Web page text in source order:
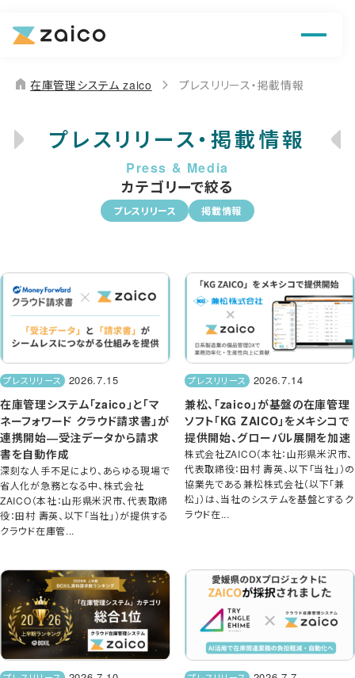
機能
home 在庫管理システム zaico プレスリリース・掲載情報
プレスリリース・掲載情報
カテゴリーで絞る
プレスリリース 掲載情報
プレスリリース 2026.7.15
在庫管理システム「zaico」と「マ
ネーフォワード クラウド請求書」が
連携開始―受注データから請求
書を自動作成
深刻な人手不足により、あらゆる現場で
省人化が急務となる中、株式会社
ZAICO（本社：山形県米沢市、代表取締
役：田村 壽英、以下「当社」）が提供する
クラウド在庫管...
プレスリリース 2026.7.14
兼松、「zaico」が基盤の在庫管理
ソフト「KG ZAICO」をメキシコで
提供開始、グローバル展開を加速
株式会社ZAICO（本社：山形県米沢市、
代表取締役：田村 壽英、以下「当社」）の
協業先である兼松株式会社（以下「兼
松」）は、当社のシステムを基盤とするク
ラウド在...